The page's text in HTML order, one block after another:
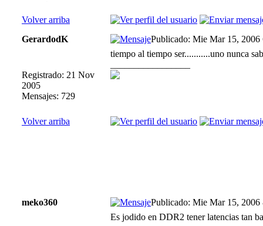
Volver arriba
GerardodK
Publicado: Mie Mar 15, 2006
Registrado: 21 Nov
2005
Mensajes: 729
tiempo al tiempo ser...........uno nunca
Volver arriba
meko360 Publicado: Mie Mar 15, 2006
Es jodido en DDR2 tener latencias tan